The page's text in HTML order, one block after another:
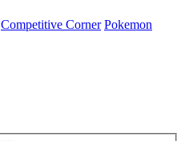
Competitive Corner Pokemon